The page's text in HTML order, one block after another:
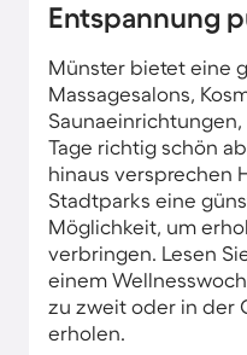
Entspannung
Münster bietet eine
Massagesalons,
Tage richtig schön
hinaus versprechen
Stadtparks eine
Möglichkeit, um
verbringen. Lesen
einem
zu zweit oder in der
erholen.